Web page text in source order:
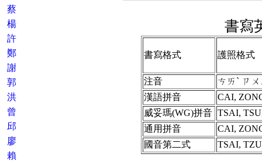
蔡
楊
許
鄭
謝
郭
洪
曾
邱
廖
賴
書寫
書寫格式 護照格式
注音
ㄘㄞˋ ㄗ
漢語拼音
CAI,
威妥瑪(WG)拼音 TSAI,
通用拼音
CAI,
國音第二式
TSAI,